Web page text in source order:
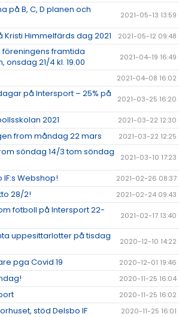
på B, C, D planen och
2021-05-13 13:59
Himmelfärds dag 2021 2021-05-12 09:48
framtida
onsdag 21/4 kl. 19.00
2021-04-19 16:49
2021-04-08 16:02
på Intersport – 25% på
2021-03-25 16:20
2021 2021-03-22 12:30
from måndag 22 mars 2021-03-22 12:25
söndag 14/3 tom söndag
2021-03-10 17:23
Webshop! 2021-02-26 08:37
28/2! 2021-02-24 09:43
fotboll på Intersport 22-
2021-02-17 13:40
uppesittarlotter på tisdag
2020-12-10 14:22
pga Covid 19 2020-12-01 19:46
2020-11-25 16:04
2020-11-25 16:02
stöd Delsbo IF 2020-11-25 16:01